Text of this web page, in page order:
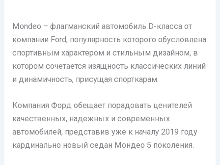
Mondeo – флагманский автомобиль D-класса от
компании Ford, популярность которого обусловлена
спортивным характером и стильным дизайном, в
котором сочетается изящность классических линий
и динамичность, присущая спорткарам.
Компания Форд обещает порадовать ценителей
качественных, надежных и современных
автомобилей, представив уже к началу 2019 году
кардинально новый седан Мондео 5 поколения.